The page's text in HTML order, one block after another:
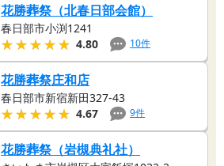
花勝葬祭（北春日部会館）
春日部市小渕1241
★★★★★
★★★★★ 4.80 10件
花勝葬祭庄和店
春日部市新宿新田327-43
★★★★★
★★★★★ 4.67 9件
花勝葬祭（岩槻典礼社）